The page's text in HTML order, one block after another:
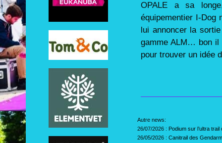
OPALE a sa
équipementier I-Dog
lui annoncer la
gamme ALM… bon il
pour trouver un idée
Autre news:
26/07/2026 : Podium sur l’ultra
26/05/2026 : Canitrail des